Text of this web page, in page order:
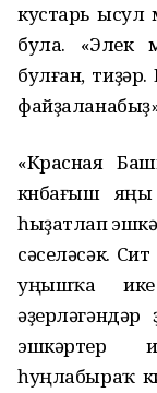
кустарь
була. «Элек
булған,
«Красная
көнбағыш
һыҙатлап
сәселәсәк.
уңышҡа
эшкәртер
һуңлабыраҡ